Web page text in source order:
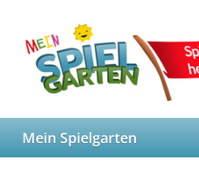
content
Mein Spielgarten